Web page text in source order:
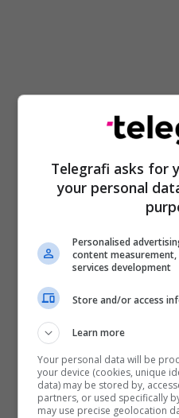
Telegrafi asks for
your personal
Personalised
content measurement,
services development
Store and/or access
Learn more
Your personal data will be
your device (cookies, unique
data) may be stored by,
partners, or used specifically
may use precise geolocation